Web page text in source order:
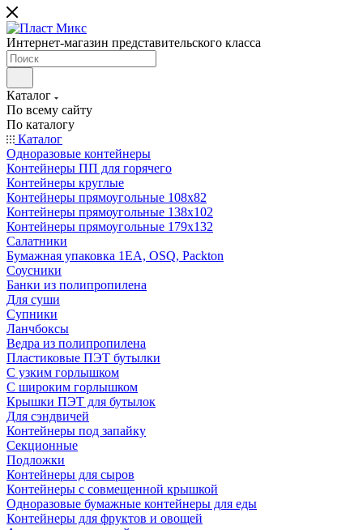
Интернет-магазин представительского класса
Каталог
По всему сайту
По каталогу
Каталог
Одноразовые контейнеры
Контейнеры ПП для горячего
Контейнеры круглые
Контейнеры прямоугольные 108х82
Контейнеры прямоугольные 138х102
Контейнеры прямоугольные 179х132
Салатники
Бумажная упаковка 1ЕА, OSQ, Packton
Соусники
Банки из полипропилена
Для суши
Супники
Ланчбоксы
Ведра из полипропилена
Пластиковые ПЭТ бутылки
С узким горлышком
С широким горлышком
Крышки ПЭТ для бутылок
Для сэндвичей
Контейнеры под запайку
Секционные
Подложки
Контейнеры для сыров
Контейнеры с совмещенной крышкой
Одноразовые бумажные контейнеры для еды
Контейнеры для фруктов и овощей